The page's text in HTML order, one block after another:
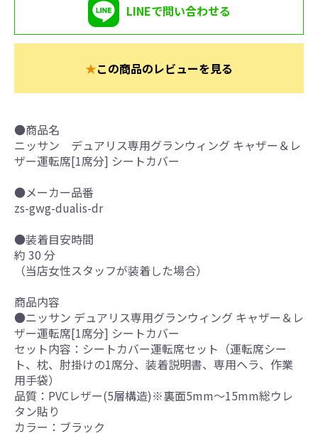
LINEで問い合わせる
★この商品のレビューを見る
●商品名
ニッサン デュアリス専用グランウィング キャザー＆レ
ザー運転席[1席分] シートカバー
●メーカー品番
zs-gwg-dualis-dr
●装着目安時間
約 30 分
（当店女性スタッフが装着した場合）
商品内容
●ニッサン デュアリス専用グランウィング キャザー＆レ
ザー運転席[1席分] シートカバー
セット内容：シートカバー運転席セット（運転席シー
ト、枕、肘掛けの1席分、装着説明書、専用ヘラ、作業
用手袋）
品質：PVCレザー(5層構造)※裏面5mm～15mm総ウレ
タン貼り
カラー：ブラック